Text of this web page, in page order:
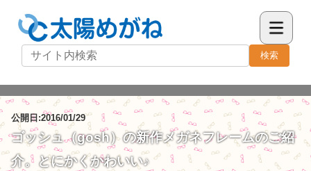
検索
公開日:2016/01/29
ゴッシュ（gosh）の新作メガネフレームのご紹
介。とにかくかわいい♪